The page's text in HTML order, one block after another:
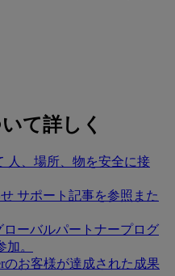
て詳しく
人、場所、物を安全に接
サポート記事を参照また
ローバルパートナープログ
加。
のお客様が達成された成果